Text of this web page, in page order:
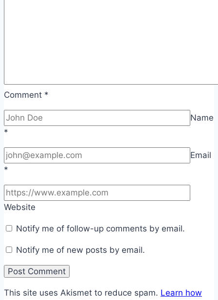
Comment *
Name
*
Email
*
Website
Notify me of follow-up comments by email.
Notify me of new posts by email.
This site uses Akismet to reduce spam. Learn how